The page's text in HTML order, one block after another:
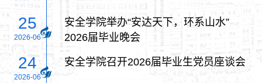
25
2026-06
安全学院举办“安达天下，环系山水”
2026届毕业晚会
24
2026-06
安全学院召开2026届毕业生党员座谈会